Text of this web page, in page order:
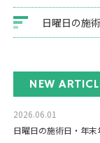
日曜日の施
NEW
2026.06.01
日曜日の施術日・年末